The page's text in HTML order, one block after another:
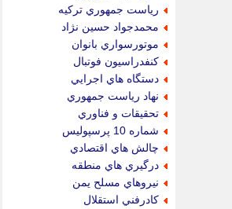
رياست جمهوري تركيه
محمدجواد حسين نژاد
موتورسواري بانوان
كنفدراسيون فوتبال
دستگاه هاي اجرايي
نهاد رياست جمهوري
تحقيقات و فناوري
شماره 10 پرسپوليس
چالش هاي اقتصادي
درگيري هاي منطقه
نيروهاي مسلح يمن
كادرفني استقلال